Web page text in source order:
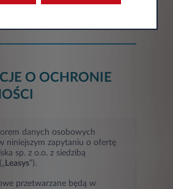
O OCHRONIE
danych osobowych
niniejszym zapytaniu o ofertę
sp. z o.o. z siedzibą
Leasys”).
przetwarzane będą w